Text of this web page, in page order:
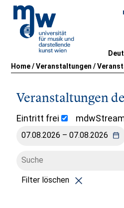
Home/Veranstaltungen /
Veranstaltungen
Eintritt frei
Filter löschen